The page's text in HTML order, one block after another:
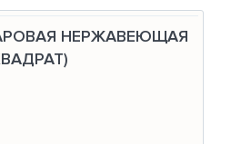
НЕРЖАВЕЮЩАЯ